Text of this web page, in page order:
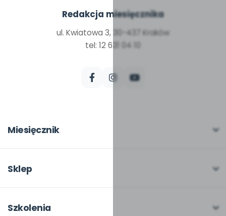
Redakcja miesięcznika
ul. Kwiatowa 3, 30-437 Kraków
tel: 12 631 04 10
Miesięcznik
W numerze
Pomoce dydaktyczne
Sklep
Moje zakupy
Szkolenia